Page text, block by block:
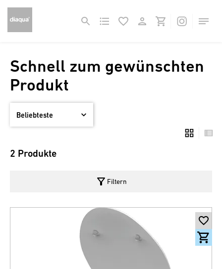
Schnell zum gewünschten
Produkt
2 Produkte
filter_alt Filtern